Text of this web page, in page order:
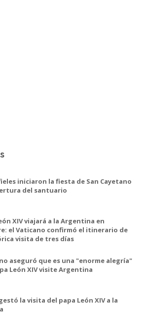
iniciaron la fiesta de San Cayetano
del santuario
XIV viajará a la Argentina en
el Vaticano confirmó el itinerario de
visita de tres días
aseguró que es una "enorme alegría"
León XIV visite Argentina
la visita del papa León XIV a la